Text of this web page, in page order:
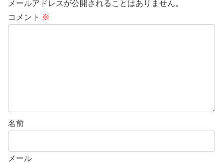
メールアドレスが公開されることはありません。
コメント ※
名前
メール